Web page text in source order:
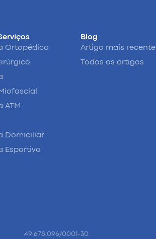
Ortopédica
ATM
Domiciliar
Esportiva
Blog
Artigo mais recente
Todos os artigos
49.678.096/0001-30.